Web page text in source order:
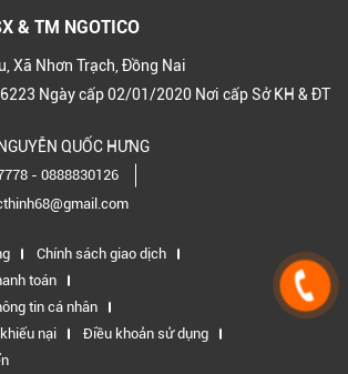
& TM NGOTICO
Xã Nhơn Trạch, Đồng Nai
Ngày cấp 02/01/2020 Nơi cấp Sở KH & ĐT
QUỐC HƯNG
- 0888830126
Chính sách giao dịch
toán
tin cá nhân
nại
Điều khoản sử dụng